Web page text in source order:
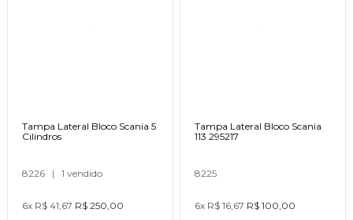
Tampa Lateral Bloco Scania 5
Cilindros
8226 | 1 vendido
6x R$ 41,67 R$ 250,00
Tampa Lateral Bloco Scania
113 295217
8225
6x R$ 16,67 R$ 100,00